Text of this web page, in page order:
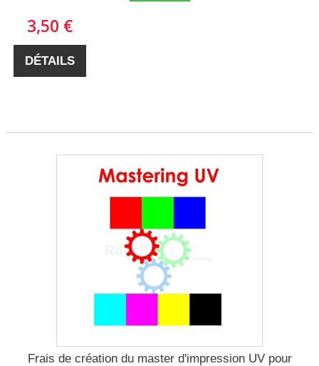
3,50 €
DÉTAILS
Frais de création du master d'impression UV pour